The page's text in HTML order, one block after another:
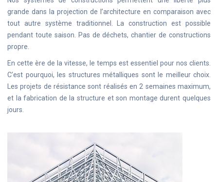
grande dans la projection de l’architecture en comparaison avec
tout autre système traditionnel. La construction est possible
pendant toute saison. Pas de déchets, chantier de constructions
propre.
En cette ère de la vitesse, le temps est essentiel pour nos clients.
C’est pourquoi, les structures métalliques sont le meilleur choix.
Les projets de résistance sont réalisés en 2 semaines maximum,
et la fabrication de la structure et son montage durent quelques
jours.